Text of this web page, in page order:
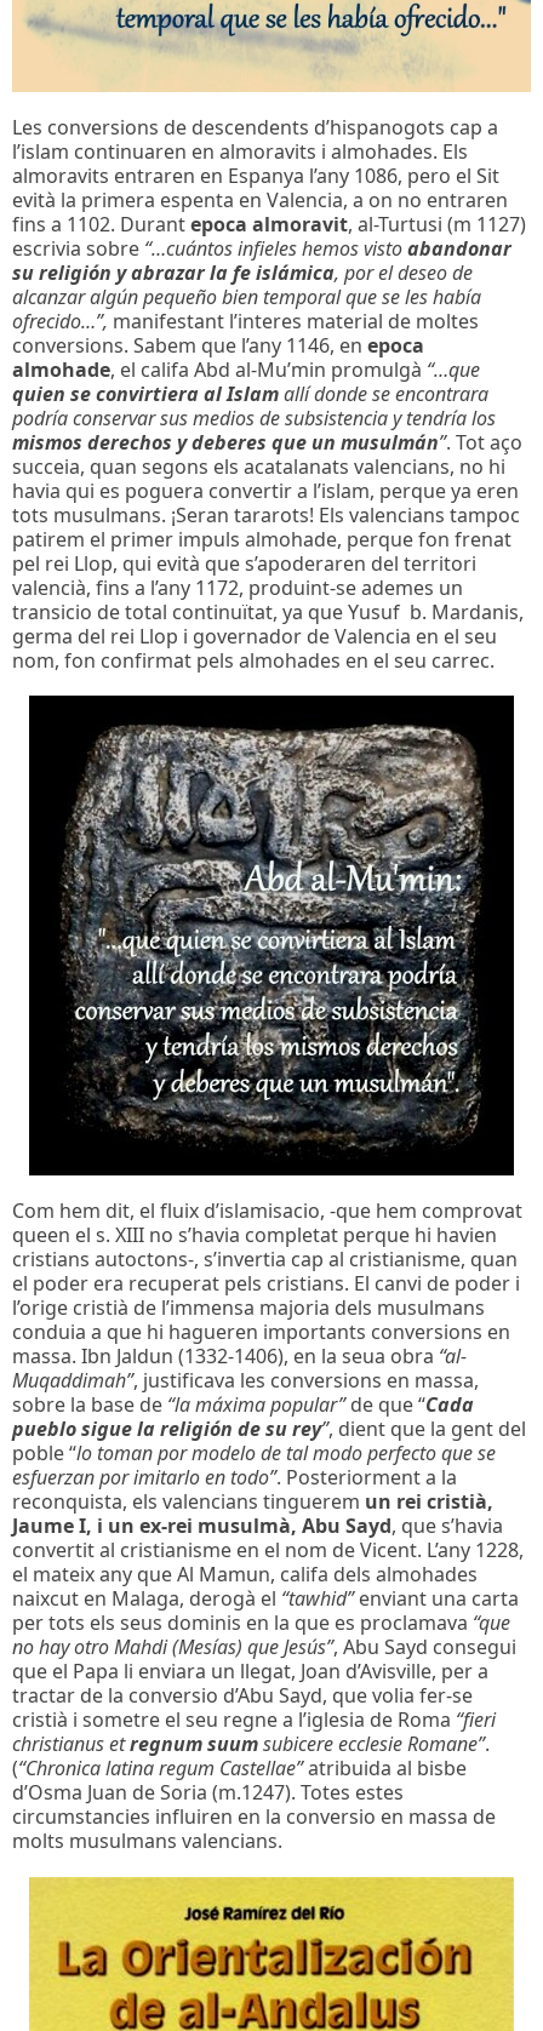
Les conversions de descendents d’hispanogots cap a
l’islam continuaren en almoravits i almohades. Els
almoravits entraren en Espanya l’any 1086, pero el Sit
evità la primera espenta en Valencia, a on no entraren
fins a 1102. Durantepoca almoravit, al-Turtusi (m 1127)
escrivia sobre “…cuántos infieles hemos vistoabandonar
su religión y abrazar la fe islámica, por el deseo de
alcanzar algún pequeño bien temporal que se les había
ofrecido…”, manifestant l’interes material de moltes
conversions. Sabem que l’any 1146, en epoca
almohade, el califa Abd al-Mu’min promulgà “…que
quien se convirtiera al Islamallí donde se encontrara
podría conservar sus medios de subsistencia y tendría los
mismos derechos y deberes que un musulmán”. Tot aço
succeia, quan segons els acatalanats valencians, no hi
havia qui es poguera convertir a l’islam, perque ya eren
tots musulmans. ¡Seran tararots! Els valencians tampoc
patirem el primer impuls almohade, perque fon frenat
pel rei Llop, qui evità que s’apoderaren del territori
valencià, fins a l’any 1172, produint-se ademes un
transicio de total continuïtat, ya que Yusuf b. Mardanis,
germa del rei Llop i governador de Valencia en el seu
nom, fon confirmat pels almohades en el seu carrec.
Com hem dit, el fluix d’islamisacio, -que hem comprovat
queen el s. XIII no s’havia completat perque hi havien
cristians autoctons-, s’invertia cap al cristianisme, quan
el poder era recuperat pels cristians. El canvi de poder i
l’orige cristià de l’immensa majoria dels musulmans
conduia a que hi hagueren importants conversions en
massa. Ibn Jaldun (1332-1406), en la seua obra “al-
Muqaddimah”, justificava les conversions en massa,
sobre la base de “la máxima popular”de que “Cada
pueblo sigue la religión de su rey”, dient que la gent del
poble “lo toman por modelo de tal modo perfecto que se
esfuerzan por imitarlo en todo”. Posteriorment a la
reconquista, els valencians tinguerem un rei cristià,
Jaume I, i un ex-rei musulmà, Abu Sayd, que s’havia
convertit al cristianisme en el nom de Vicent. L’any 1228,
el mateix any que Al Mamun, califa dels almohades
naixcut en Malaga, derogà el “tawhid”enviant una carta
per tots els seus dominis en la que es proclamava “que
no hay otro Mahdi (Mesías) que Jesús”, Abu Sayd consegui
que el Papa li enviara un llegat, Joan d’Avisville, per a
tractar de la conversio d’Abu Sayd, que volia fer-se
cristià i sometre el seu regne a l’iglesia de Roma “fieri
christianus etregnum suumsubicere ecclesie Romane”.
(“Chronica latina regum Castellae”atribuida al bisbe
d’Osma Juan de Soria (m.1247). Totes estes
circumstancies influiren en la conversio en massa de
molts musulmans valencians.